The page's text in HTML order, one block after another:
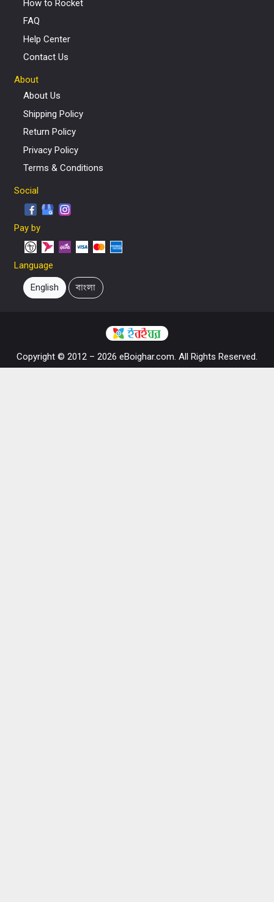
How to Rocket
FAQ
Help Center
Contact Us
About
About Us
Shipping Policy
Return Policy
Privacy Policy
Terms & Conditions
Social
Pay by
Language
English বাংলা
Copyright © 2012 – 2026 eBoighar.com. All Rights Reserved.